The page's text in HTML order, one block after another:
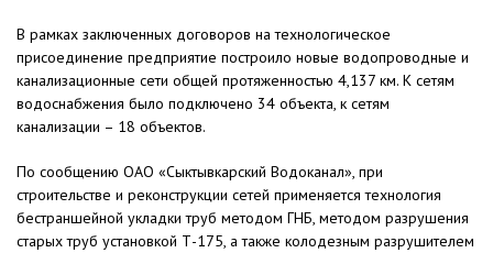
В рамках заключенных договоров на технологическое
присоединение предприятие построило новые водопроводные и
канализационные сети общей протяженностью 4,137 км. К сетям
водоснабжения было подключено 34 объекта, к сетям
канализации – 18 объектов.
По сообщению ОАО «Сыктывкарский Водоканал», при
строительстве и реконструкции сетей применяется технология
бестраншейной укладки труб методом ГНБ, методом разрушения
старых труб установкой Т-175, а также колодезным разрушителем